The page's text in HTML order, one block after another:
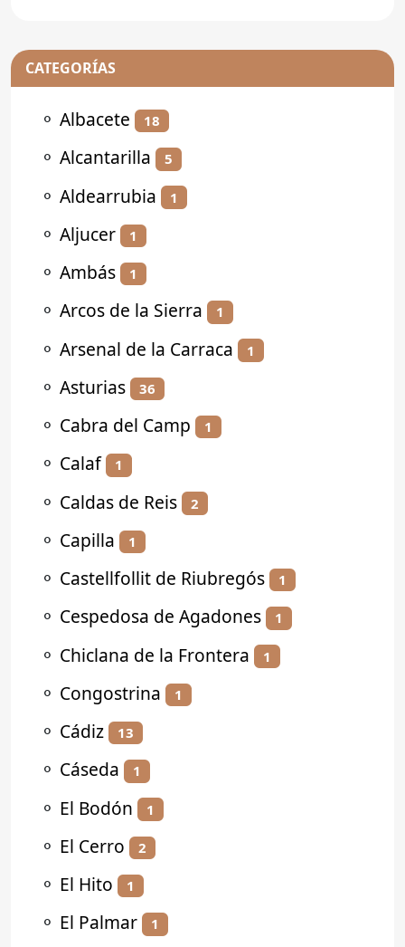
CATEGORÍAS
⚬ Albacete 18
⚬ Alcantarilla 5
⚬ Aldearrubia 1
⚬ Aljucer 1
⚬ Ambás 1
⚬ Arcos de la Sierra 1
⚬ Arsenal de la Carraca 1
⚬ Asturias 36
⚬ Cabra del Camp 1
⚬ Calaf 1
⚬ Caldas de Reis 2
⚬ Capilla 1
⚬ Castellfollit de Riubregós 1
⚬ Cespedosa de Agadones 1
⚬ Chiclana de la Frontera 1
⚬ Congostrina 1
⚬ Cádiz 13
⚬ Cáseda 1
⚬ El Bodón 1
⚬ El Cerro 2
⚬ El Hito 1
⚬ El Palmar 1